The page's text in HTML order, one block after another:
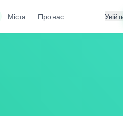
Міста Про нас